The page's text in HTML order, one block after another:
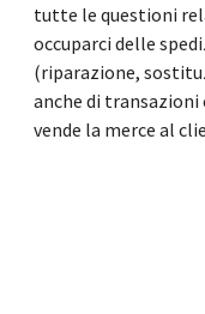
tutte le questioni
occuparci delle
(riparazione,
anche di
vende la merce al